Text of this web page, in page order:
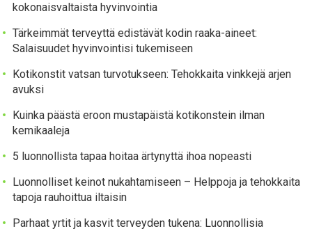
kokonaisvaltaista hyvinvointia
Tärkeimmät terveyttä edistävät kodin raaka-aineet:
Salaisuudet hyvinvointisi tukemiseen
Kotikonstit vatsan turvotukseen: Tehokkaita vinkkejä arjen
avuksi
Kuinka päästä eroon mustapäistä kotikonstein ilman
kemikaaleja
5 luonnollista tapaa hoitaa ärtynyttä ihoa nopeasti
Luonnolliset keinot nukahtamiseen – Helppoja ja tehokkaita
tapoja rauhoittua iltaisin
Parhaat yrtit ja kasvit terveyden tukena: Luonnollisia